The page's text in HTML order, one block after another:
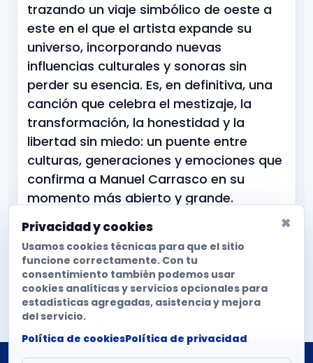
trazando un viaje simbólico de oeste a
este en el que el artista expande su
universo, incorporando nuevas
influencias culturales y sonoras sin
perder su esencia. Es, en definitiva, una
canción que celebra el mestizaje, la
transformación, la honestidad y la
libertad sin miedo: un puente entre
culturas, generaciones y emociones que
confirma a Manuel Carrasco en su
momento más abierto y grande.
OFICINA DE PRENSA
Universal Music Spain
Web
×
Privacidad y cookies
Usamos cookies técnicas para que el sitio
funcione correctamente. Con tu
consentimiento también podemos usar
cookies analíticas y servicios opcionales para
estadísticas agregadas, asistencia y mejora
del servicio.
Política de cookiesPolítica de privacidad